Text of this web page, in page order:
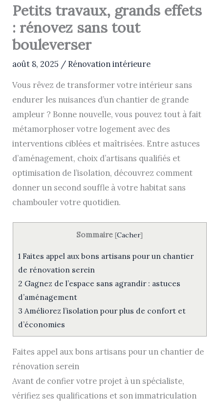
Petits travaux, grands effets
: rénovez sans tout
bouleverser
août 8, 2025 / Rénovation intérieure
Vous rêvez de transformer votre intérieur sans
endurer les nuisances d’un chantier de grande
ampleur ? Bonne nouvelle, vous pouvez tout à fait
métamorphoser votre logement avec des
interventions ciblées et maîtrisées. Entre astuces
d’aménagement, choix d’artisans qualifiés et
optimisation de l’isolation, découvrez comment
donner un second souffle à votre habitat sans
chambouler votre quotidien.
Sommaire [Cacher]
1 Faites appel aux bons artisans pour un chantier
de rénovation serein
2 Gagnez de l’espace sans agrandir : astuces
d’aménagement
3 Améliorez l’isolation pour plus de confort et
d’économies
Faites appel aux bons artisans pour un chantier de
rénovation serein
Avant de confier votre projet à un spécialiste,
vérifiez ses qualifications et son immatriculation